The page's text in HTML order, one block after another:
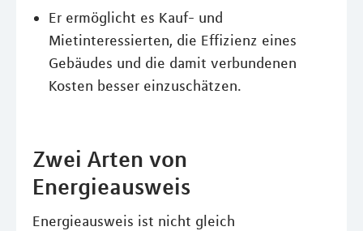
Er ermöglicht es Kauf- und
Mietinteressierten, die Effizienz eines
Gebäudes und die damit verbundenen
Kosten besser einzuschätzen.
Zwei Arten von
Energieausweis
Energieausweis ist nicht gleich